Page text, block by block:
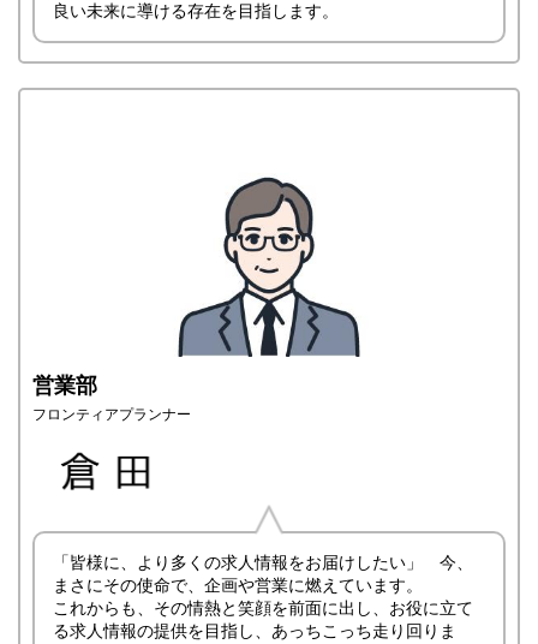
良い未来に導ける存在を目指します。
営業部
フロンティアプランナー
「皆様に、より多くの求人情報をお届けしたい」 今、
まさにその使命で、企画や営業に燃えています。
これからも、その情熱と笑顔を前面に出し、お役に立て
る求人情報の提供を目指し、あっちこっち走り回りま